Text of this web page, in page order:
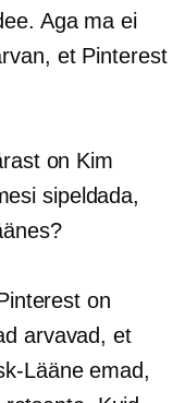
Aga ma ei
et Pinterest
on Kim
sipeldada,
on
arvavad, et
Lääne emad,